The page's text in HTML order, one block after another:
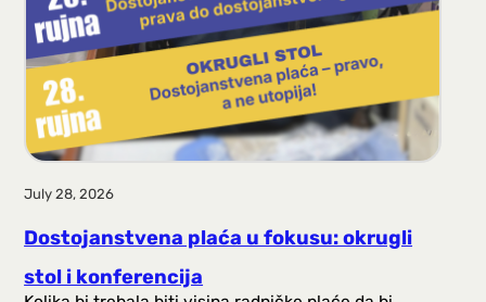
July 28, 2026
Dostojanstvena plaća u fokusu: okrugli
stol i konferencija